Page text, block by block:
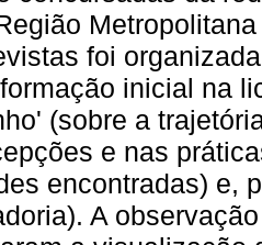
foi
inicial na
(sobre a
e nas
encontradas) e,
A